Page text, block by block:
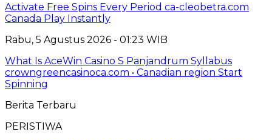
Activate Free Spins Every Period ca-cleobetra.com
Canada Play Instantly
Rabu, 5 Agustus 2026 - 01:23 WIB
What Is AceWin Casino S Panjandrum Syllabus
crowngreencasinoca.com • Canadian region Start
Spinning
Berita Terbaru
PERISTIWA